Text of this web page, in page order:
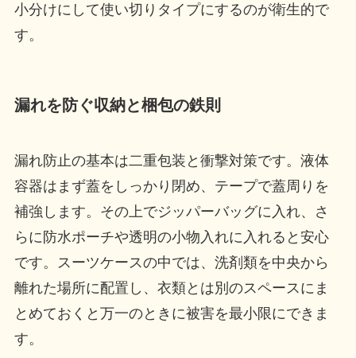
小分けにして使い切りタイプにするのが衛生的で
す。
漏れを防ぐ収納と梱包の鉄則
漏れ防止の基本は二重包装と衝撃対策です。液体
容器はまず蓋をしっかり閉め、テープで蓋周りを
補強します。その上でジッパーバッグに入れ、さ
らに防水ポーチや透明の小物入れに入れると安心
です。スーツケースの中では、洗剤類を中央から
離れた場所に配置し、衣類とは別のスペースにま
とめておくと万一のときに被害を最小限にできま
す。